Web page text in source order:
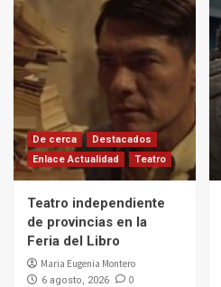
De cerca
Destacados
Enlace Actualidad
Teatro
Teatro independiente
de provincias en la
Feria del Libro
Maria Eugenia Montero
6 agosto, 2026 0